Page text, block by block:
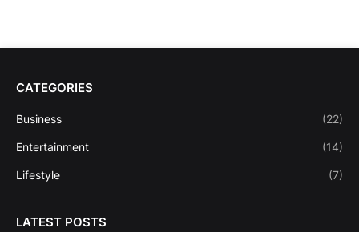
CATEGORIES
Business (22)
Entertainment (14)
Lifestyle (7)
LATEST POSTS